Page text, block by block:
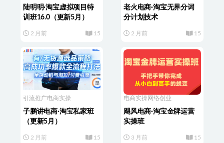
陆明明·淘宝虚拟项目特
训班16.0（更新5月）
2 月前 15
老火电商·淘宝无界分词
分计划技术
2 月前 15
引流推广电商实操
子鹏讲电商·淘宝私家班
（更新5月）
2 月前 15
电商实操 网络创业
飓风电商·淘宝金牌运营
实操班
3 月前 15